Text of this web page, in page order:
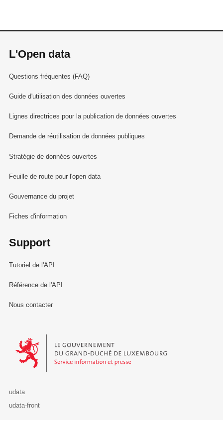
L'Open data
Questions fréquentes (FAQ)
Guide d'utilisation des données ouvertes
Lignes directrices pour la publication de données ouvertes
Demande de réutilisation de données publiques
Stratégie de données ouvertes
Feuille de route pour l'open data
Gouvernance du projet
Fiches d'information
Support
Tutoriel de l'API
Référence de l'API
Nous contacter
Le Gouvernement du Grand-Duché de Luxembourg - Service
udata
udata-front